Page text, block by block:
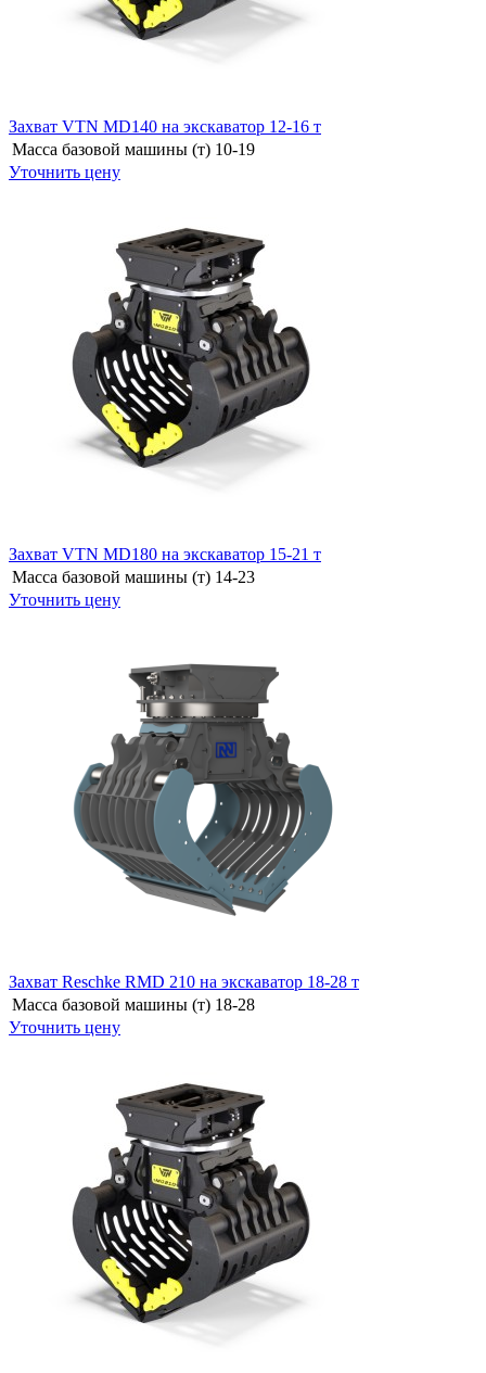
Захват VTN MD140 на экскаватор 12-16 т
Масса базовой машины (т) 10-19
Уточнить цену
Захват VTN MD180 на экскаватор 15-21 т
Масса базовой машины (т) 14-23
Уточнить цену
Захват Reschke RMD 210 на экскаватор 18-28 т
Масса базовой машины (т) 18-28
Уточнить цену